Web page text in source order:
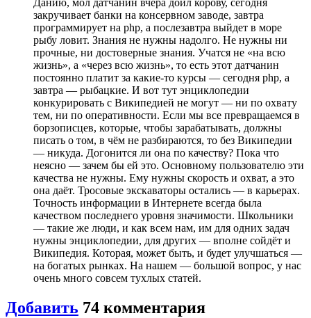
Данию, мол датчанин вчера доил корову, сегодня
закручивает банки на консервном заводе, завтра
программирует на php, а послезавтра выйдет в море
рыбу ловит. Знания не нужны надолго. Не нужны ни
прочные, ни достоверные знания. Учатся не «на всю
жизнь», а «через всю жизнь», то есть этот датчанин
постоянно платит за какие-то курсы — сегодня php, а
завтра — рыбацкие. И вот тут энциклопедии
конкурировать с Википедией не могут — ни по охвату
тем, ни по оперативности. Если мы все превращаемся в
борзописцев, которые, чтобы зарабатывать, должны
писать о том, в чём не разбираются, то без Википедии
— никуда. Догонится ли она по качеству? Пока что
неясно — зачем бы ей это. Основному пользователю эти
качества не нужны. Ему нужны скорость и охват, а это
она даёт. Тросовые экскаваторы остались — в карьерах.
Точность информации в Интернете всегда была
качеством последнего уровня значимости. Школьники
— такие же люди, и как всем нам, им для одних задач
нужны энциклопедии, для других — вполне сойдёт и
Википедия. Которая, может быть, и будет улучшаться —
на богатых рынках. На нашем — большой вопрос, у нас
очень много совсем тухлых статей.
Добавить 74 комментария